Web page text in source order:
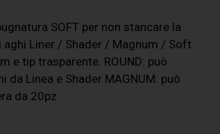
SOFT per non stancare la
Liner / Shader / Magnum / Soft
e tip trasparente. ROUND: può
da Linea e Shader MAGNUM: può
da 20pz